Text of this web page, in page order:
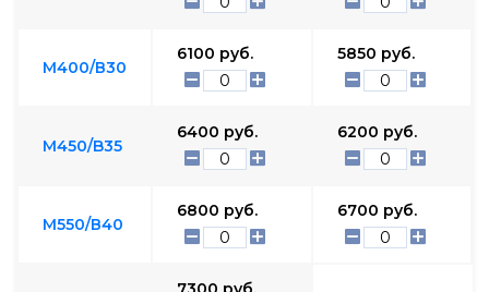
М400/В30
6100 руб. 5850 руб.
М450/B35
6400 руб. 6200 руб.
М550/В40
6800 руб. 6700 руб.